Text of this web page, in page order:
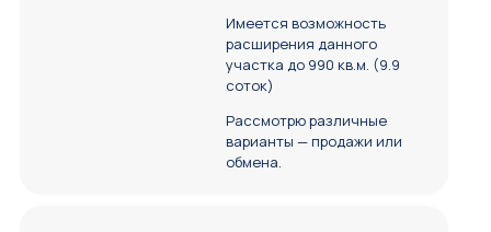
Имеется возможность
расширения данного
участка до 990 кв.м. (9.9
соток)
Рассмотрю различные
варианты — продажи или
обмена.